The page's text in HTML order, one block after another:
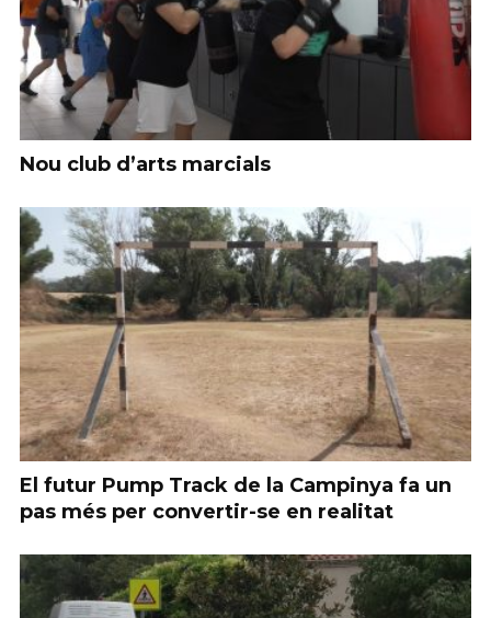
Nou club d’arts marcials
El futur Pump Track de la Campinya fa un
pas més per convertir-se en realitat